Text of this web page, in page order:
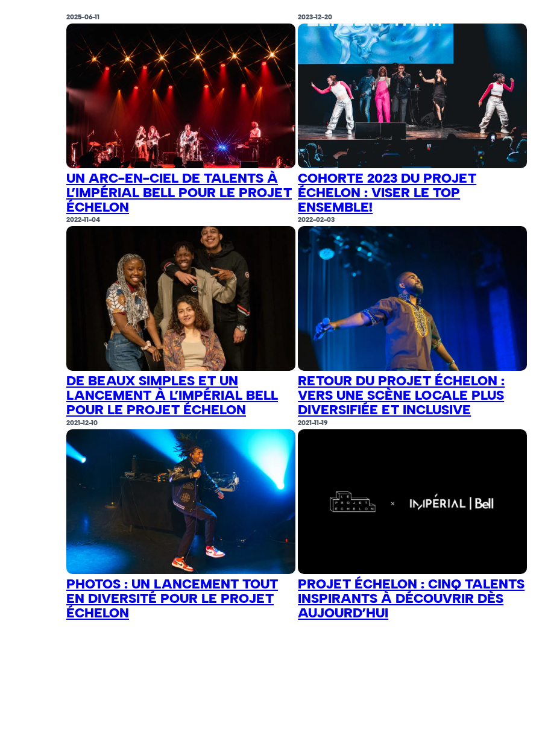
2025-06-11
UN ARC-EN-CIEL DE TALENTS À
L’IMPÉRIAL BELL POUR LE PROJET
ÉCHELON
2023-12-20
COHORTE 2023 DU PROJET
ÉCHELON : VISER LE TOP
ENSEMBLE!
2022-11-04
DE BEAUX SIMPLES ET UN
LANCEMENT À L’IMPÉRIAL BELL
POUR LE PROJET ÉCHELON
2022-02-03
RETOUR DU PROJET ÉCHELON :
VERS UNE SCÈNE LOCALE PLUS
DIVERSIFIÉE ET INCLUSIVE
2021-12-10
PHOTOS : UN LANCEMENT TOUT
EN DIVERSITÉ POUR LE PROJET
ÉCHELON
2021-11-19
PROJET ÉCHELON : CINQ TALENTS
INSPIRANTS À DÉCOUVRIR DÈS
AUJOURD’HUI